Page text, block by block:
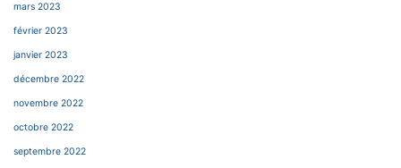
mars 2023
février 2023
janvier 2023
décembre 2022
novembre 2022
octobre 2022
septembre 2022